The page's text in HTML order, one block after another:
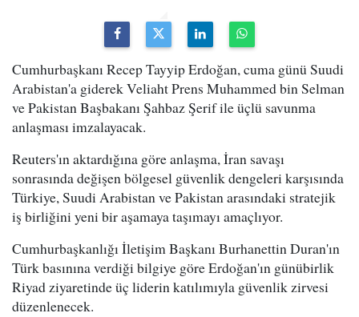
Cumhurbaşkanı Recep Tayyip Erdoğan, cuma günü Suudi
Arabistan'a giderek Veliaht Prens Muhammed bin Selman
ve Pakistan Başbakanı Şahbaz Şerif ile üçlü savunma
anlaşması imzalayacak.
Reuters'ın aktardığına göre anlaşma, İran savaşı
sonrasında değişen bölgesel güvenlik dengeleri karşısında
Türkiye, Suudi Arabistan ve Pakistan arasındaki stratejik
iş birliğini yeni bir aşamaya taşımayı amaçlıyor.
Cumhurbaşkanlığı İletişim Başkanı Burhanettin Duran'ın
Türk basınına verdiği bilgiye göre Erdoğan'ın günübirlik
Riyad ziyaretinde üç liderin katılımıyla güvenlik zirvesi
düzenlenecek.